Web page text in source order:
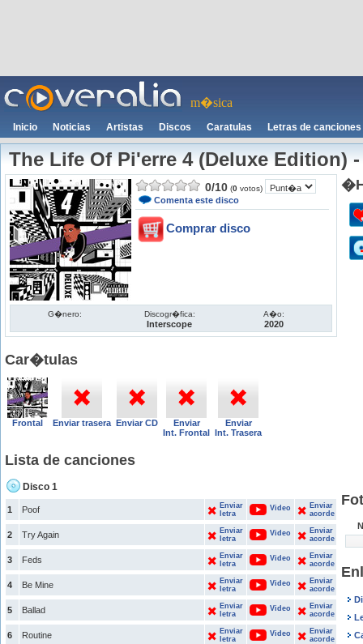
m�sica
Inicio Noticias Artistas Discos Caratulas Letras de canciones
The Life Of Pi'erre 4 (Deluxe Edition)
0/10 (0 votos)
Comenta este disco
Comprar disco
G�nero: Discogr�fica:
Interscope
A�o:
2020
Car�tulas
Frontal Enviar trasera Enviar CD
Enviar
Int. Frontal
Enviar
Int. Trasera
Lista de canciones
Disco 1
1 Poof
Enviar
letra
Video
Enviar
acorde
2 Try Again
Enviar
letra
Video
Enviar
acorde
3 Feds
Enviar
letra
Video
Enviar
acorde
4 Be Mine
Enviar
letra
Video
Enviar
acorde
5 Ballad
Enviar
letra
Video
Enviar
acorde
6 Routine
Enviar
letra
Video
Enviar
acorde